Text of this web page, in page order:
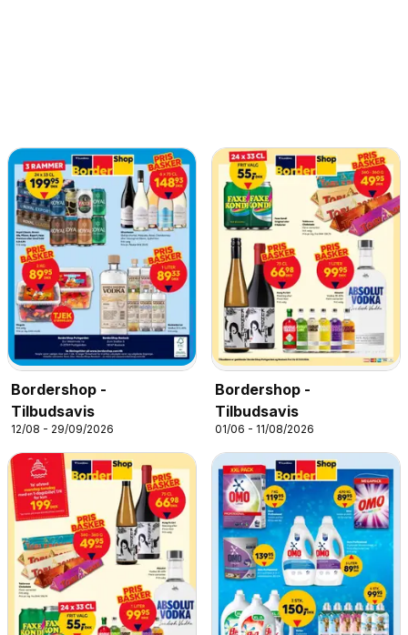
Bordershop -
Tilbudsavis
12/08 - 29/09/2026
Bordershop -
Tilbudsavis
01/06 - 11/08/2026